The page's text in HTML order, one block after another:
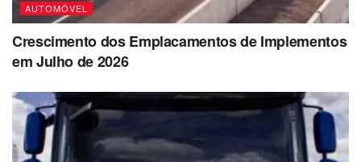
AUTOMÓVEL
Crescimento dos Emplacamentos de Implementos
em Julho de 2026